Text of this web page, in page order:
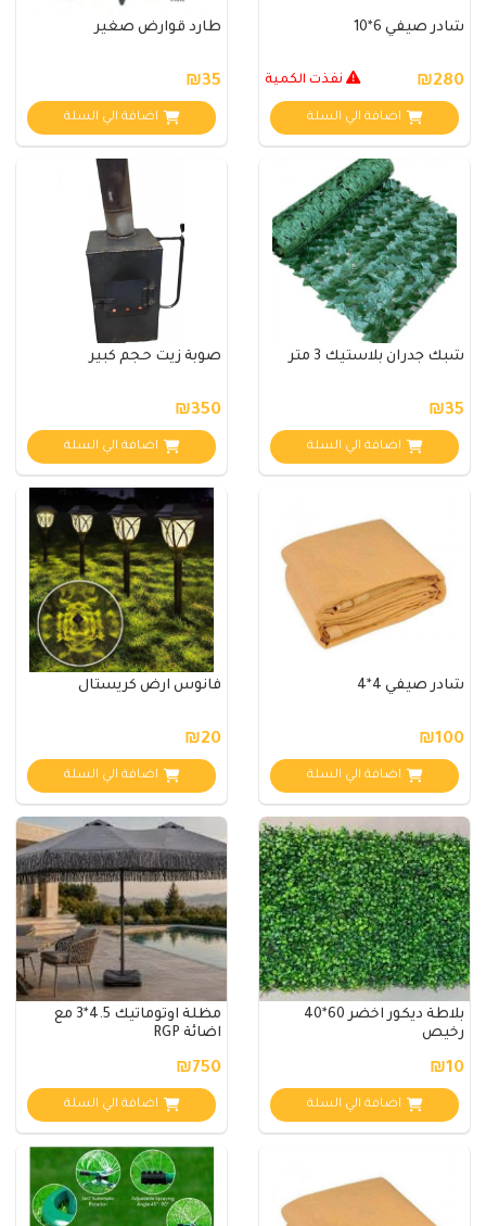
شادر صيفي 6*10
₪280 نفذت الكمية
اضافة الي السلة
طارد قوارض صغير
₪35
اضافة الي السلة
شبك جدران بلاستيك 3 متر
₪35
اضافة الي السلة
صوبة زيت حجم كبير
₪350
اضافة الي السلة
شادر صيفي 4*4
₪100
اضافة الي السلة
فانوس ارض كريستال
₪20
اضافة الي السلة
بلاطة ديكور اخضر 60*40
رخيص
₪10
اضافة الي السلة
مظلة اوتوماتيك 4.5*3 مع
اضائة RGP
₪750
اضافة الي السلة